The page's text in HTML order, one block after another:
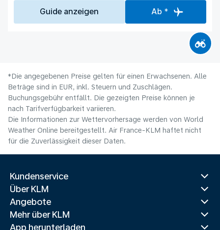
Guide anzeigen Ab *
*Die angegebenen Preise gelten für einen Erwachsenen. Alle
Beträge sind in EUR, inkl. Steuern und Zuschlägen.
Buchungsgebühr entfällt. Die gezeigten Preise können je
nach Tarifverfügbarkeit variieren.
Die Informationen zur Wettervorhersage werden von World
Weather Online bereitgestellt. Air France-KLM haftet nicht
für die Zuverlässigkeit dieser Daten.
Kundenservice
Über KLM
Angebote
Mehr über KLM
App herunterladen